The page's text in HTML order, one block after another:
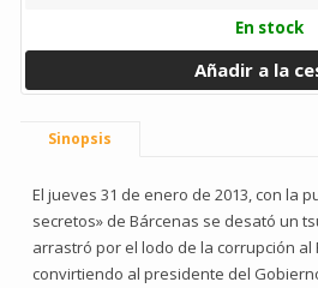
En stock
Añadir a la
Sinopsis
El jueves 31 de enero de 2013, con la
secretos» de Bárcenas se desató un
arrastró por el lodo de la corrupción al
convirtiendo al presidente del